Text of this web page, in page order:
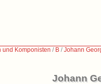
und Komponisten / B /Johann
Johann